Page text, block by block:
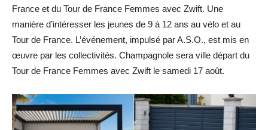
France et du Tour de France Femmes avec Zwift. Une
manière d’intéresser les jeunes de 9 à 12 ans au vélo et au
Tour de France. L’événement, impulsé par A.S.O., est mis en
œuvre par les collectivités. Champagnole sera ville départ du
Tour de France Femmes avec Zwift le samedi 17 août.